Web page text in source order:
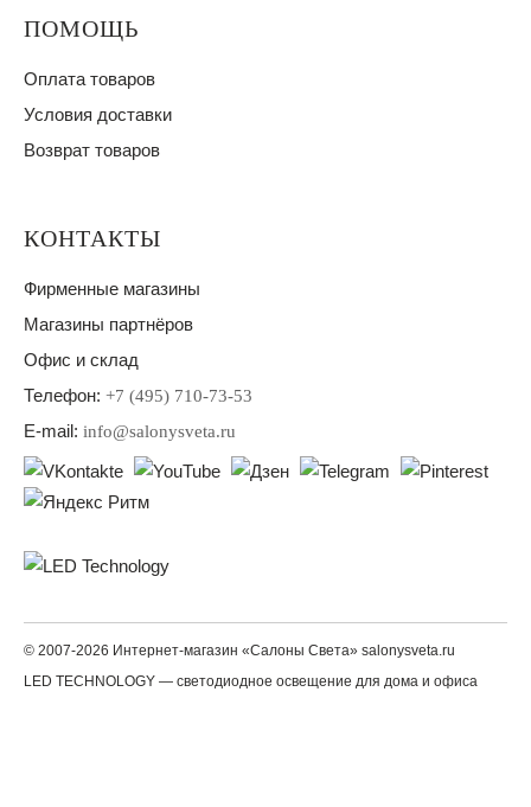
ПОМОЩЬ
Оплата товаров
Условия доставки
Возврат товаров
КОНТАКТЫ
Фирменные магазины
Магазины партнёров
Офис и склад
Телефон: +7 (495) 710-73-53
E-mail: info@salonysveta.ru
© 2007-2026 Интернет-магазин «Салоны Света» salonysveta.ru
LED TECHNOLOGY — светодиодное освещение для дома и офиса